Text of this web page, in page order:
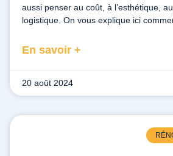
aussi penser au coût, à l’esthétique,
logistique. On vous explique ici
En savoir +
20 août 2024